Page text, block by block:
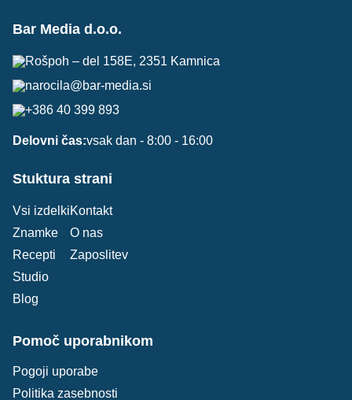
Bar Media d.o.o.
Rošpoh – del 158E, 2351 Kamnica
narocila@bar-media.si
+386 40 399 893
Delovni čas:vsak dan - 8:00 - 16:00
Stuktura strani
Vsi izdelki
Znamke
Recepti
Studio
Blog
Kontakt
O nas
Zaposlitev
Pomoč uporabnikom
Pogoji uporabe
Politika zasebnosti